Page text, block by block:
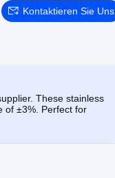
Kontaktieren Sie Uns
These stainless
of ±3%. Perfect for